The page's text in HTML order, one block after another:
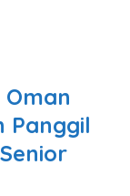
Panggil